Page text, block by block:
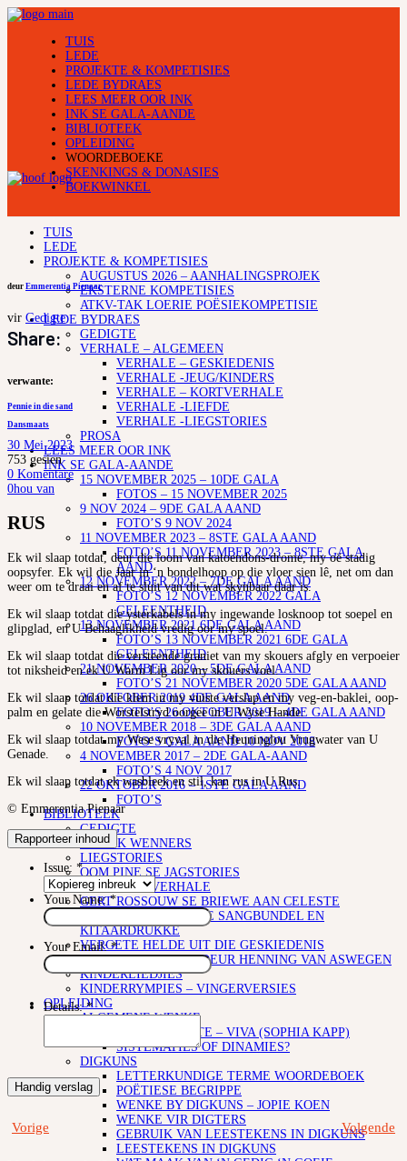
TUIS
LEDE
PROJEKTE & KOMPETISIES
LEDE BYDRAES
LEES MEER OOR INK
INK SE GALA-AANDE
BIBLIOTEEK
OPLEIDING
WOORDEBOEKE
SKENKINGS & DONASIES
BOEKWINKEL
TUIS
LEDE
PROJEKTE & KOMPETISIES
AUGUSTUS 2026 – AANHALINGSPROJEK
EKSTERNE KOMPETISIES
ATKV-TAK LOERIE POËSIEKOMPETISIE
LEDE BYDRAES
GEDIGTE
VERHALE – ALGEMEEN
VERHALE – GESKIEDENIS
VERHALE -JEUG/KINDERS
VERHALE – KORTVERHALE
VERHALE -LIEFDE
VERHALE -LIEGSTORIES
PROSA
LEES MEER OOR INK
INK SE GALA-AANDE
15 NOVEMBER 2025 – 10DE GALA
FOTOS – 15 NOVEMBER 2025
9 NOV 2024 – 9DE GALA AAND
FOTO’S 9 NOV 2024
11 NOVEMBER 2023 – 8STE GALA AAND
FOTO’S 11 NOVEMBER 2023 – 8STE GALA
AAND
12 NOVEMBER 2022 – 7DE GALA AAND
FOTO’S 12 NOVEMBER 2022 GALA
GELEENTHEID
13 NOVEMBER 2021 6DE GALA AAND
FOTO’S 13 NOVEMBER 2021 6DE GALA
GELEENTHEID
21 NOVEMBER 2020 – 5DE GALA AAND
FOTO’S 21 NOVEMBER 2020 5DE GALA AAND
26 OKTOBER 2019 4DE GALA AAND
FOTO’S 26 OKTOBER 2019 – 4DE GALA AAND
10 NOVEMBER 2018 – 3DE GALA AAND
FOTO’S GALA AAND 10 NOV 2018
4 NOVEMBER 2017 – 2DE GALA-AAND
FOTO’S 4 NOV 2017
22 OKTOBER 2016 – 1STE GALA AAND
FOTO’S
BIBLIOTEEK
GEDIGTE
PROJEK WENNERS
LIEGSTORIES
OOM PINE SE JAGSTORIES
FLIPVIS SE VERHALE
GERT ROSSOUW SE BRIEWE AAN CELESTE
FAK – ELEKTRONIESE SANGBUNDEL EN
KITAARDRUKKE
VERGETE HELDE UIT DIE GESKIEDENIS
VRYSTAATSTORIES DEUR HENNING VAN ASWEGEN
KINDERLIEDJIES
KINDERRYMPIES – VINGERVERSIES
OPLEIDING
ALGEMENE WENKE
WOORDSOORTE – VIVA (SOPHIA KAPP)
SISTEMATIES OF DINAMIES?
DIGKUNS
LETTERKUNDIGE TERME WOORDEBOEK
POËTIESE BEGRIPPE
WENKE BY DIGKUNS – JOPIE KOEN
WENKE VIR DIGTERS
GEBRUIK VAN LEESTEKENS IN DIGKUNS
LEESTEKENS IN DIGKUNS
deur Emmerentia Pienaar
vir Gedigte
Share:
verwante:
Pennie in die sand
Dansmaats
30 Mei 2023
753 gesien
0 Komentare
0hou van
RUS
Ek wil slaap totdat, deur die loom van katoendons-drome, my oë stadig
oopsyfer. Ek wil die Jaar in ‘n bondelhoop op die vloer sien lê, net om dan
weer om te draai en af te sluit van dit wat skynbaar daar is.
Ek wil slaap totdat die ysterkabels in my ingewande losknoop tot soepel en
glipglad, en U Behaaglikheid vredig oor my spoel.
Ek wil slaap totdat die versteende graniet van my skouers afgly en verpoeier
tot niksheid en ek U Warm Lig oor my skouers voel.
Ek wil slaap totdat die klem in my vuiste verslap en my veg-en-baklei, oop-
palm en gelate die Worstelstryd oorgee in U Wyse Hande.
Ek wil slaap totdat my Wese vryval in die Heuninglou Vrugwater van U
Genade.
Ek wil slaap totdat ek wasbleek en stil, kan rus in U Rus.
© Emmerentia Pienaar
Rapporteer inhoud
Issue: *
Your Name:*
Your Email:*
Details:*
Handig verslag
Vorige Volgende